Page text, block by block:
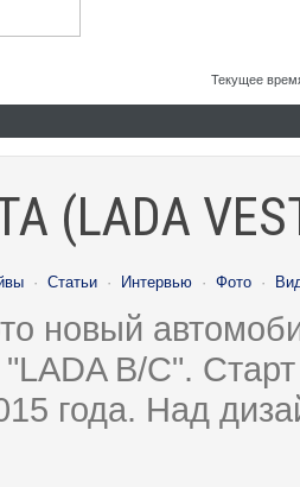
Текущее
(LADA
· Статьи · Интервью · Фото ·
новый
B/C".
года. Над